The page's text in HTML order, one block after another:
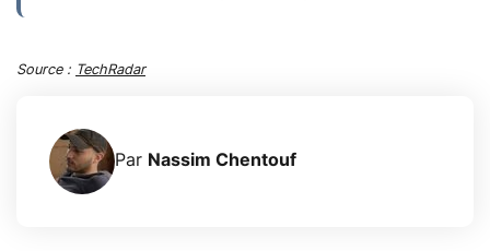
Source : TechRadar
Par Nassim Chentouf